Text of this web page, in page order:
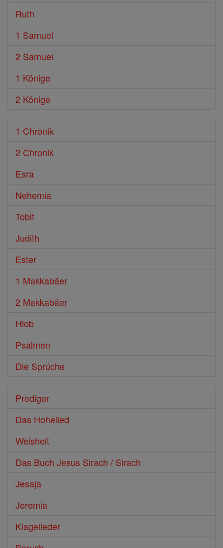
Ruth
1 Samuel
2 Samuel
1 Könige
2 Könige
1 Chronik
2 Chronik
Esra
Nehemia
Tobit
Judith
Ester
1 Makkabäer
2 Makkabäer
Hiob
Psalmen
Die Sprüche
Prediger
Das Hohelied
Weisheit
Das Buch Jesus Sirach / Sirach
Jesaja
Jeremia
Klagelieder